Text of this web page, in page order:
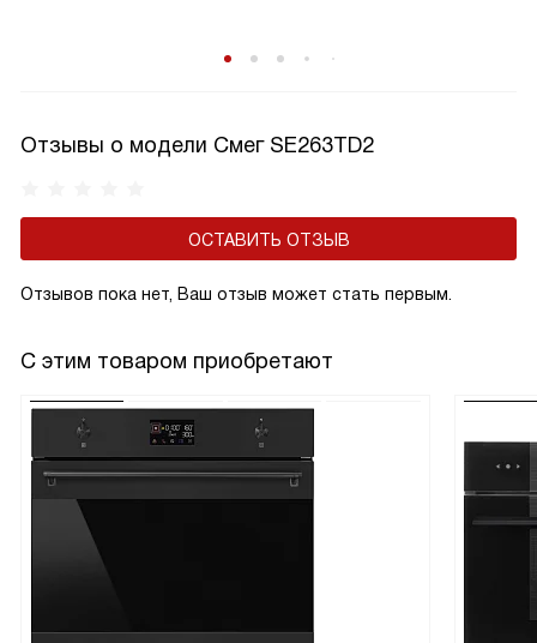
Отзывы о модели Смег SE263TD2
ОСТАВИТЬ ОТЗЫВ
Отзывов пока нет, Ваш отзыв может стать первым.
С этим товаром приобретают